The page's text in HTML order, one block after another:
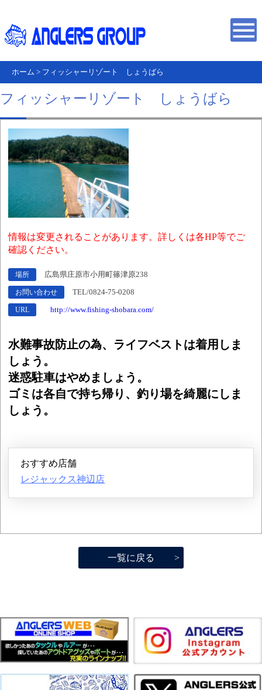
ホーム > フィッシャーリゾート しょうばら
フィッシャーリゾート しょうばら
情報は変更されることがあります。詳しくは各HP等でご
確認ください。
場所 広島県庄原市小用町篠津原238
お問い合わせ TEL/0824-75-0208
URL http://www.fishing-shobara.com/
水難事故防止の為、ライフベストは着用しま
しょう。
迷惑駐車はやめましょう。
ゴミは各自で持ち帰り、釣り場を綺麗にしま
しょう。
おすすめ店舗
レジャックス神辺店
一覧に戻る